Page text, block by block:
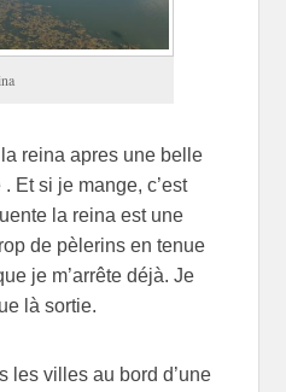
reina apres une belle
Et si je mange, c’est
la reina est une
de pèlerins en tenue
je m’arrête déjà. Je
là sortie.
les villes au bord d’une